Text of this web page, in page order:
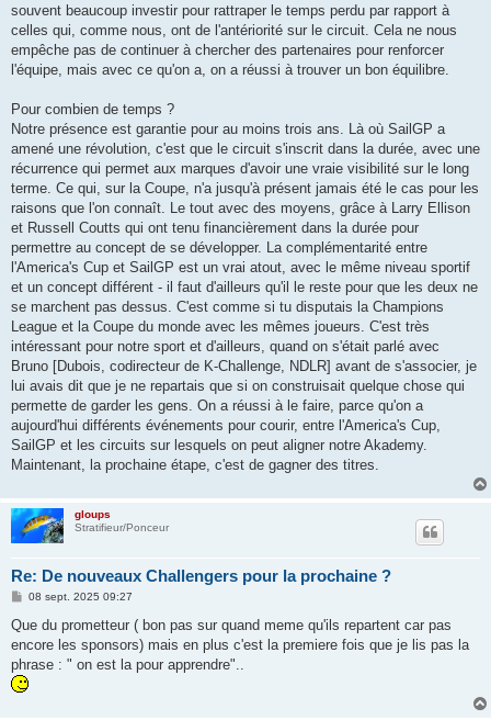
souvent beaucoup investir pour rattraper le temps perdu par rapport à
celles qui, comme nous, ont de l'antériorité sur le circuit. Cela ne nous
empêche pas de continuer à chercher des partenaires pour renforcer
l'équipe, mais avec ce qu'on a, on a réussi à trouver un bon équilibre.
Pour combien de temps ?
Notre présence est garantie pour au moins trois ans. Là où SailGP a
amené une révolution, c'est que le circuit s'inscrit dans la durée, avec une
récurrence qui permet aux marques d'avoir une vraie visibilité sur le long
terme. Ce qui, sur la Coupe, n'a jusqu'à présent jamais été le cas pour les
raisons que l'on connaît. Le tout avec des moyens, grâce à Larry Ellison
et Russell Coutts qui ont tenu financièrement dans la durée pour
permettre au concept de se développer. La complémentarité entre
l'America's Cup et SailGP est un vrai atout, avec le même niveau sportif
et un concept différent - il faut d'ailleurs qu'il le reste pour que les deux ne
se marchent pas dessus. C'est comme si tu disputais la Champions
League et la Coupe du monde avec les mêmes joueurs. C'est très
intéressant pour notre sport et d'ailleurs, quand on s'était parlé avec
Bruno [Dubois, codirecteur de K-Challenge, NDLR] avant de s'associer, je
lui avais dit que je ne repartais que si on construisait quelque chose qui
permette de garder les gens. On a réussi à le faire, parce qu'on a
aujourd'hui différents événements pour courir, entre l'America's Cup,
SailGP et les circuits sur lesquels on peut aligner notre Akademy.
Maintenant, la prochaine étape, c'est de gagner des titres.
gloups
Stratifieur/Ponceur
Re: De nouveaux Challengers pour la prochaine ?
M
s
a
g
e
08 sept. 2025 09:27
Que du prometteur ( bon pas sur quand meme qu'ils repartent car pas
encore les sponsors) mais en plus c'est la premiere fois que je lis pas la
phrase : " on est la pour apprendre"..